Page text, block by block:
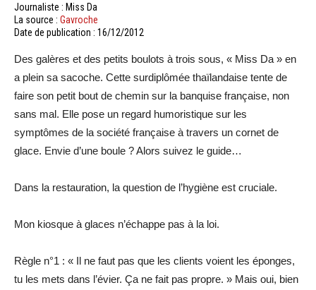
Journaliste : Miss Da
La source : Gavroche
Date de publication : 16/12/2012
Des galères et des petits boulots à trois sous, « Miss Da » en
a plein sa sacoche. Cette surdiplômée thaïlandaise tente de
faire son petit bout de chemin sur la banquise française, non
sans mal. Elle pose un regard humoristique sur les
symptômes de la société française à travers un cornet de
glace. Envie d’une boule ? Alors suivez le guide…
Dans la restauration, la question de l’hygiène est cruciale.
Mon kiosque à glaces n’échappe pas à la loi.
Règle n°1 : « Il ne faut pas que les clients voient les éponges,
tu les mets dans l’évier. Ça ne fait pas propre. » Mais oui, bien